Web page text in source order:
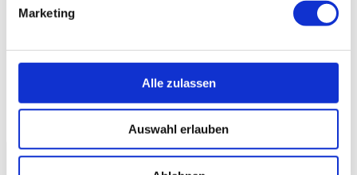
Marketing
Alle zulassen
Auswahl erlauben
Smart Factory TV
Podcast Factory Rock
Presse
Messen & Veranstaltungen
Karriere